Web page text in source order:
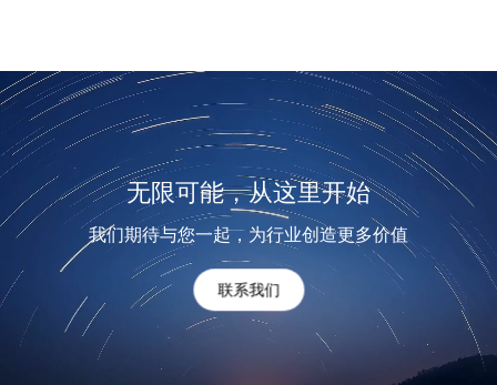
无限可能，从这里开始
我们期待与您一起，为行业创造更多价值
联系我们